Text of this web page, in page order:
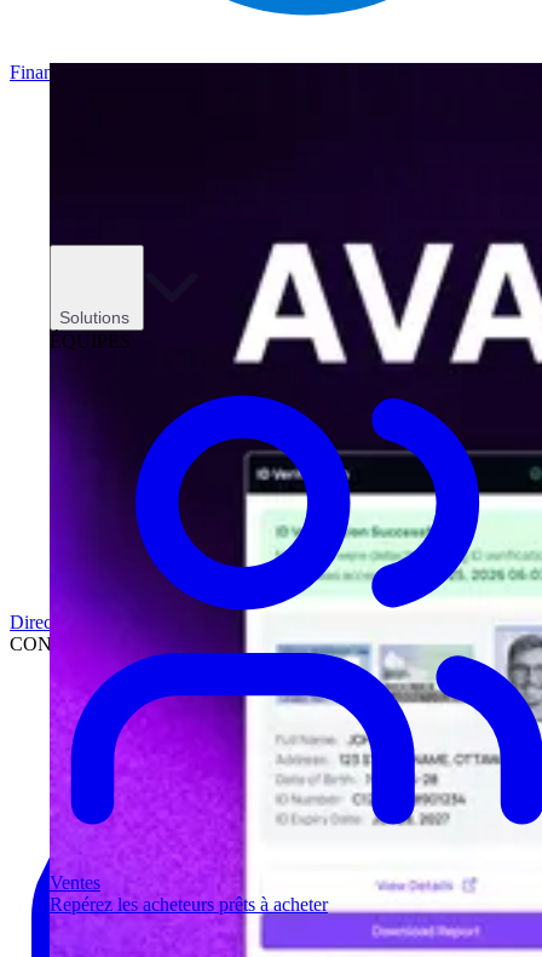
Solutions
ÉQUIPES
Ventes
Repérez les acheteurs prêts à acheter
Finance
Direction
CONCESSIONNAIRES